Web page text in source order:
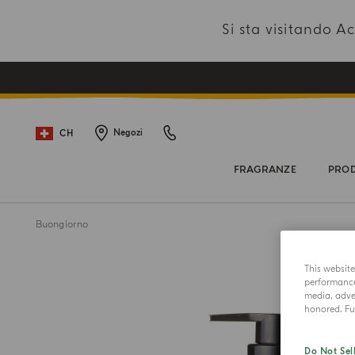
Si sta visitando
CH Negozi
FRAGRANZE
Buongiorno
This
media,
honored.
Do Not